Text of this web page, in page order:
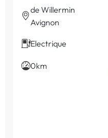
de Willermin
Avignon
Electrique
0km